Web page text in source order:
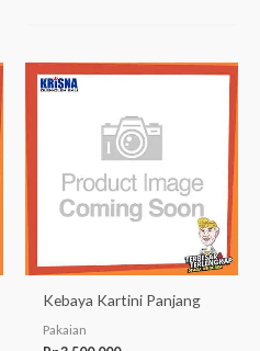
Kebaya Kartini Panjang
Pakaian